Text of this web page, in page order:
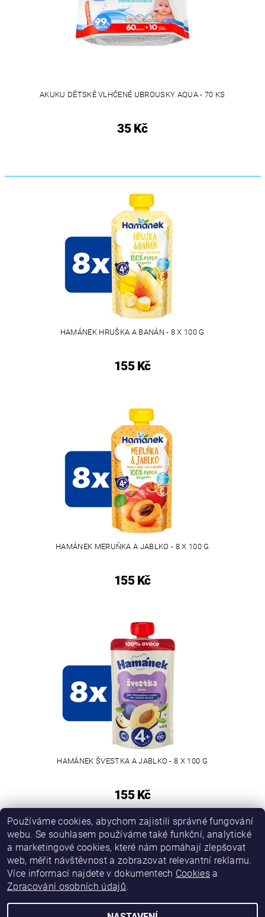
AKUKU DĚTSKÉ VLHČENÉ UBROUSKY AQUA - 70 KS
35 Kč
HAMÁNEK HRUŠKA A BANÁN - 8 X 100 G
155 Kč
HAMÁNEK MERUŇKA A JABLKO - 8 X 100 G
155 Kč
HAMÁNEK ŠVESTKA A JABLKO - 8 X 100 G
155 Kč
Používáme cookies, abychom zajistili správné fungování
webu. Se souhlasem používáme také funkční, analytické
a marketingové cookies, které nám pomáhají zlepšovat
web, měřit návštěvnost a zobrazovat relevantní reklamu.
Více informací najdete v dokumentech Cookies a
Zpracování osobních údajů.